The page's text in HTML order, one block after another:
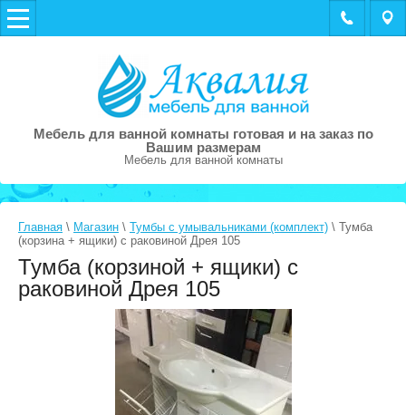
Мебель для ванной комнаты готовая и на заказ по
Вашим размерам
Мебель для ванной комнаты
Главная \ Магазин \ Тумбы с умывальниками (комплект) \ Тумба
(корзина + ящики) с раковиной Дрея 105
Тумба (корзиной + ящики) с
раковиной Дрея 105